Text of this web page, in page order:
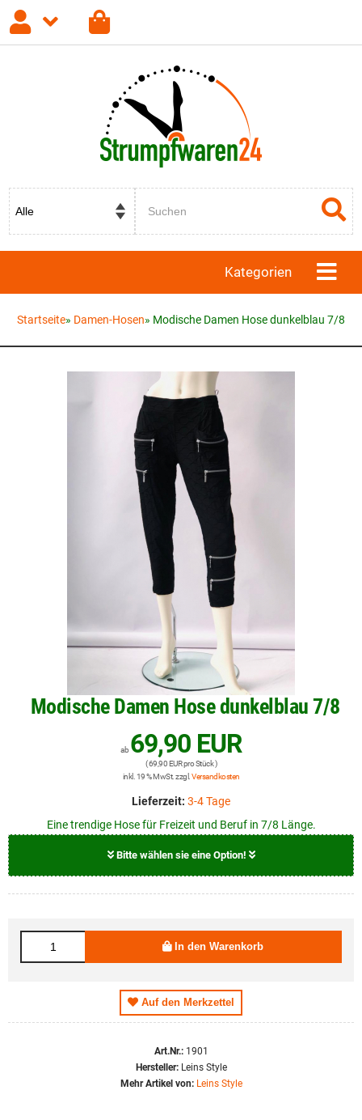
Registrieren Passwort vergessen?
Kategorien
Startseite» Damen-Hosen» Modische Damen Hose dunkelblau 7/8
Modische Damen Hose dunkelblau 7/8
ab 69,90 EUR
( 69,90 EUR pro Stück )
inkl. 19 % MwSt. zzgl. Versandkosten
Lieferzeit: 3-4 Tage
Eine trendige Hose für Freizeit und Beruf in 7/8 Länge.
Bitte wählen sie eine Option!
XXL 69,90 EUR
In den Warenkorb
Auf den Merkzettel
Art.Nr.:1901
Hersteller: Leins Style
Mehr Artikel von: Leins Style